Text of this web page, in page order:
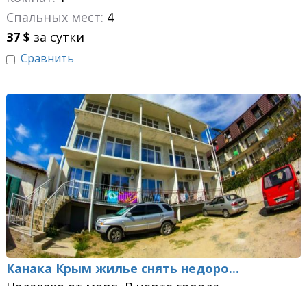
Спальных мест: 4
37 $ за сутки
Сравнить
Канака Крым жилье снять недоро...